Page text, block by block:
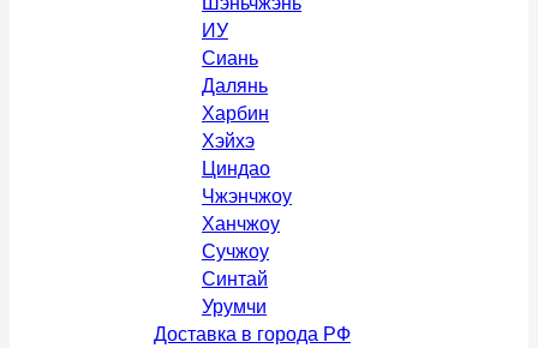
ИУ
Сиань
Далянь
Харбин
Хэйхэ
Циндао
Чжэнчжоу
Ханчжоу
Сучжоу
Синтай
Урумчи
Доставка в города РФ